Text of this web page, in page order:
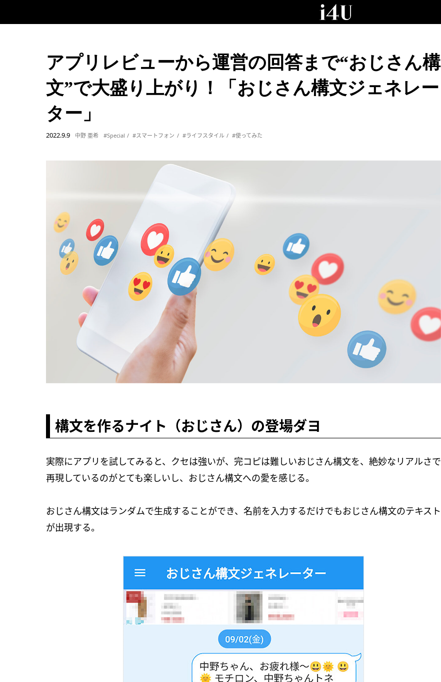
アプリレビューから運営の回答まで“おじさん構
文”で大盛り上がり！「おじさん構文ジェネレー
ター」
2022.9.9 中野 亜希 #Special #スマートフォン #ライフスタイル #使ってみた
構文を作るナイト（おじさん）の登場ダヨ
実際にアプリを試してみると、クセは強いが、完コピは難しいおじさん構文を、絶妙なリアルさで
再現しているのがとても楽しいし、おじさん構文への愛を感じる。
おじさん構文はランダムで生成することができ、名前を入力するだけでもおじさん構文のテキスト
が出現する。